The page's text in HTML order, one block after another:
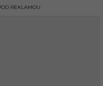
REKLAMOU